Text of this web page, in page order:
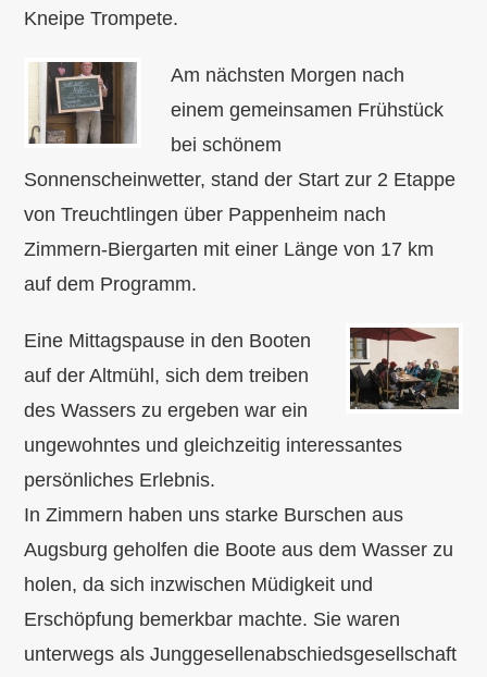
Kneipe Trompete.
Am nächsten Morgen nach
einem gemeinsamen Frühstück
bei schönem
Sonnenscheinwetter, stand der Start zur 2 Etappe
von Treuchtlingen über Pappenheim nach
Zimmern-Biergarten mit einer Länge von 17 km
auf dem Programm.
Eine Mittagspause in den Booten
auf der Altmühl, sich dem treiben
des Wassers zu ergeben war ein
ungewohntes und gleichzeitig interessantes
persönliches Erlebnis.
In Zimmern haben uns starke Burschen aus
Augsburg geholfen die Boote aus dem Wasser zu
holen, da sich inzwischen Müdigkeit und
Erschöpfung bemerkbar machte. Sie waren
unterwegs als Junggesellenabschiedsgesellschaft